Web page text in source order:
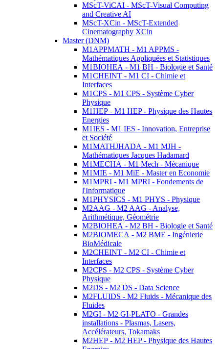
MScT-ViCAI - MScT-Visual Computing
and Creative AI
MScT-XCin - MScT-Extended
Cinematography XCin
Master (DNM)
M1APPMATH - M1 APPMS -
Mathématiques Appliquées et Statistiques
M1BIOHEA - M1 BH - Biologie et Santé
M1CHEINT - M1 CI - Chimie et
Interfaces
M1CPS - M1 CPS - Système Cyber
Physique
M1HEP - M1 HEP - Physique des Hautes
Energies
M1IES - M1 IES - Innovation, Entreprise
et Société
M1MATHJHADA - M1 MJH -
Mathématiques Jacques Hadamard
M1MECHA - M1 Mech - Mécanique
M1MIE - M1 MiE - Master en Economie
M1MPRI - M1 MPRI - Fondements de
l'Informatique
M1PHYSICS - M1 PHYS - Physique
M2AAG - M2 AAG - Analyse,
Arithmétique, Géométrie
M2BIOHEA - M2 BH - Biologie et Santé
M2BIOMECA - M2 BME - Ingénierie
BioMédicale
M2CHEINT - M2 CI - Chimie et
Interfaces
M2CPS - M2 CPS - Système Cyber
Physique
M2DS - M2 DS - Data Science
M2FLUIDS - M2 Fluids - Mécanique des
Fluides
M2GI - M2 GI-PLATO - Grandes
installations - Plasmas, Lasers,
Accélérateurs, Tokamaks
M2HEP - M2 HEP - Physique des Hautes